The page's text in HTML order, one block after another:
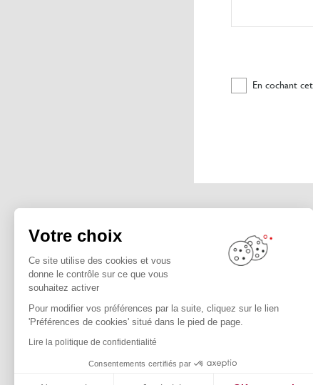
En cochant
Besoin de plus
N'hésitez pas à nous contacter ou nous
Votre choix
Ce site utilise des cookies et vous
donne le contrôle sur ce que vous
souhaitez activer
Pour modifier vos préférences par la suite, cliquez sur le lien
'Préférences de cookies' situé dans le pied de page.
Lire la politique de confidentialité
Consentements certifiés par